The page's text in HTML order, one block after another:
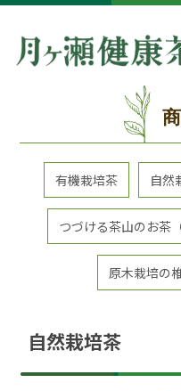
有機栽培茶 自然
つづける茶山のお茶
原木栽培の
自然栽培茶